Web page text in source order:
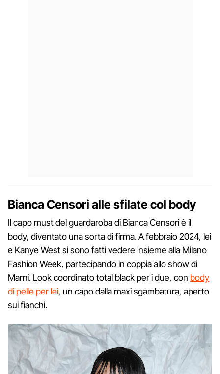
Bianca Censori alle sfilate col body
Il capo must del guardaroba di Bianca Censori è il
body, diventato una sorta di firma. A febbraio 2024, lei
e Kanye West si sono fatti vedere insieme alla Milano
Fashion Week, partecipando in coppia allo show di
Marni. Look coordinato total black per i due, con body
di pelle per lei, un capo dalla maxi sgambatura, aperto
sui fianchi.